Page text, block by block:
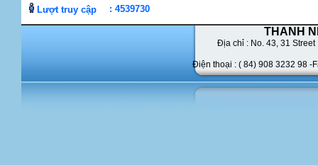
Nguồn gốc ngày Quốc tế phụ nữ 8/3
Lượt truy cập
: 4539730
THANH
Địa chỉ : No. 43, 31 Street
Điện thoại : ( 84) 908 3232 98 -